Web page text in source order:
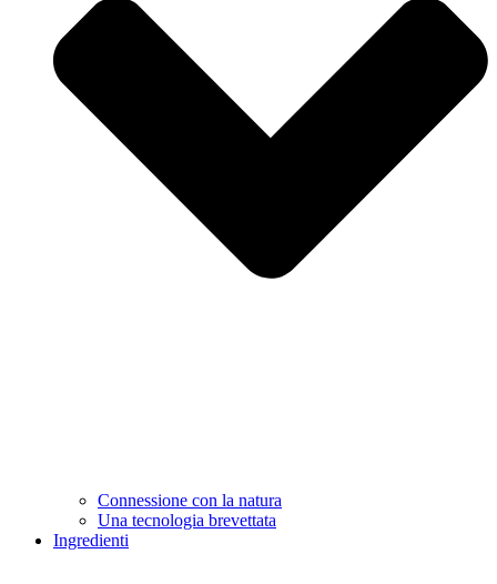
Connessione con la natura
Una tecnologia brevettata
Ingredienti